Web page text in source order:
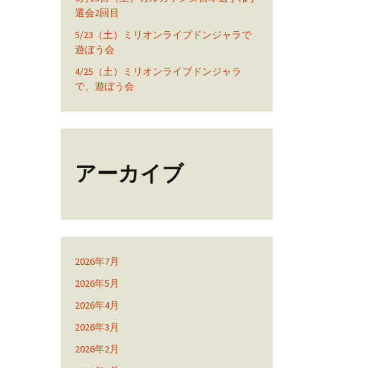
選会2回目
5/23（土）ミリオンライブドンジャラで
遊ぼう会
4/25（土）ミリオンライブドンジャラ
で、遊ぼう会
アーカイブ
2026年7月
2026年5月
2026年4月
2026年3月
2026年2月